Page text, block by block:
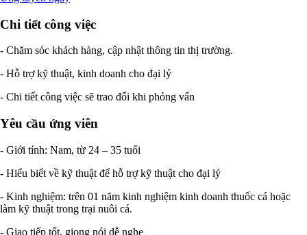
Chi tiết công việc
- Chăm sóc khách hàng, cập nhật thông tin thị trường.
- Hỗ trợ kỹ thuật, kinh doanh cho đại lý
- Chi tiết công việc sẽ trao đổi khi phỏng vấn
Yêu cầu ứng viên
- Giới tính: Nam, từ 24 – 35 tuổi
- Hiểu biết về kỹ thuật để hỗ trợ kỹ thuật cho đại lý
- Kinh nghiệm: trên 01 năm kinh nghiệm kinh doanh thuốc cá hoặc
làm kỹ thuật trong trại nuôi cá.
- Giao tiếp tốt, giọng nói dễ nghe